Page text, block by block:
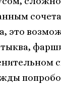
это
тыква,